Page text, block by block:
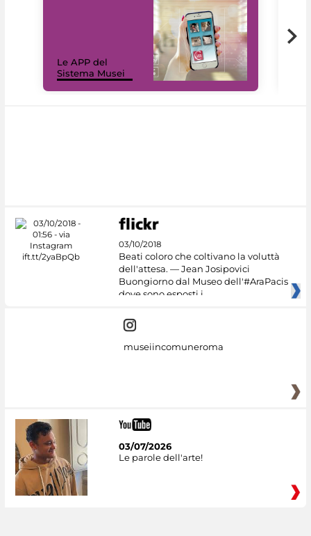
Le APP del
Sistema Musei
03/10/2018
Beati coloro che coltivano la voluttà
dell'attesa. — Jean Josipovici
Buongiorno dal Museo dell'#AraPacis
dove sono esposti i
museiincomuneroma
03/07/2026
Le parole dell'arte!